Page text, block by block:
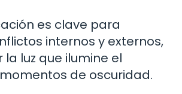
es clave para
internos y externos,
la luz que ilumine el
de oscuridad.